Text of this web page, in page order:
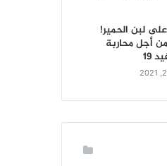
لبن الحمير!
أجل محاربة
19